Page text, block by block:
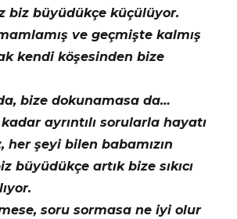
biz büyüdükçe küçülüyor.
ve geçmişte kalmış
kendi köşesinden bize
bize dokunamasa da…
ayrıntılı sorularla hayatı
her şeyi bilen babamızın
büyüdükçe artık bize sıkıcı
soru sormasa ne iyi olur